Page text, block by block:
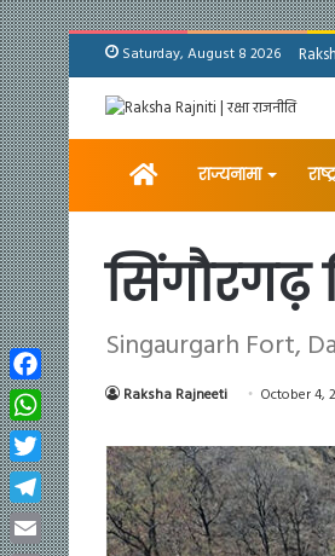
Saturday, August 8 2026
Homeराज्यनामा
सिंगौरगढ़
Singaurgarh Fort,
Raksha Rajneeti October 4,
Facebook
WhatsApp
Twitter
Telegram